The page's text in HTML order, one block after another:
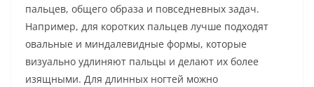
пальцев, общего образа и повседневных задач.
Например, для коротких пальцев лучше подходят
овальные и миндалевидные формы, которые
визуально удлиняют пальцы и делают их более
изящными. Для длинных ногтей можно